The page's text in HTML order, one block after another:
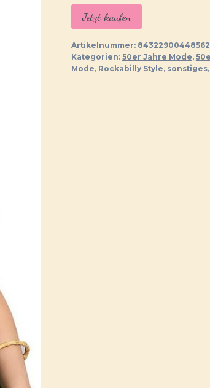
Jetzt kaufen
Artikelnummer:
Kategorien: 50er Jahre Mode,
Mode, Rockabilly Style, sonstiges,